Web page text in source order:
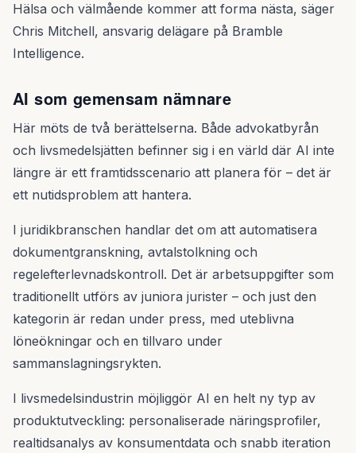
Hälsa och välmående kommer att forma nästa, säger
Chris Mitchell, ansvarig delägare på Bramble
Intelligence.
AI som gemensam nämnare
Här möts de två berättelserna. Både advokatbyrån
och livsmedelsjätten befinner sig i en värld där AI inte
längre är ett framtidsscenario att planera för – det är
ett nutidsproblem att hantera.
I juridikbranschen handlar det om att automatisera
dokumentgranskning, avtalstolkning och
regelefterlevnadskontroll. Det är arbetsuppgifter som
traditionellt utförs av juniora jurister – och just den
kategorin är redan under press, med uteblivna
löneökningar och en tillvaro under
sammanslagningsrykten.
I livsmedelsindustrin möjliggör AI en helt ny typ av
produktutveckling: personaliserade näringsprofiler,
realtidsanalys av konsumentdata och snabb iteration